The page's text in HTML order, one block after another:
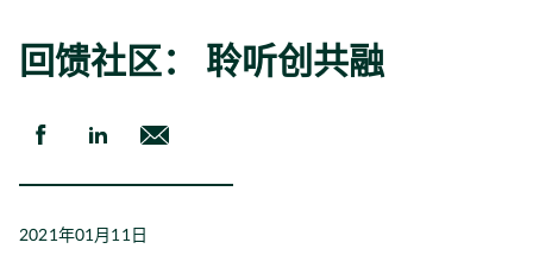
回馈社区： 聆听创共融
2021年01月11日